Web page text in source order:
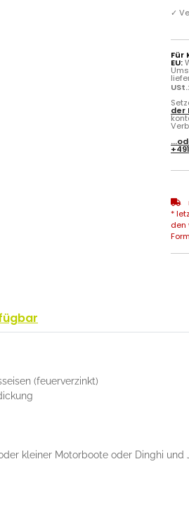
✓
Für
EU:
USt.:
der
*
den
(feuerverzinkt)
kleiner Motorboote oder Dinghi und